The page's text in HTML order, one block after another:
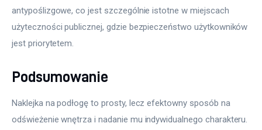
antypoślizgowe, co jest szczególnie istotne w miejscach
użyteczności publicznej, gdzie bezpieczeństwo użytkowników
jest priorytetem.
Podsumowanie
Naklejka na podłogę to prosty, lecz efektowny sposób na
odświeżenie wnętrza i nadanie mu indywidualnego charakteru.